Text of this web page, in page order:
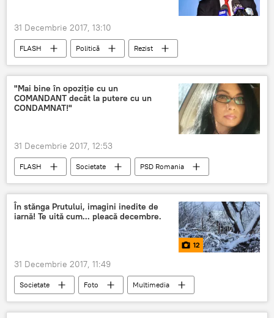
31 Decembrie 2017, 13:10
FLASH Politică
Rezist
SONDAJ
PSD Romania
Calin Popescu Tăriceanu
omul politic
România
"Mai bine în opoziţie cu un
COMANDANT decât la putere cu un
CONDAMNAT!"
31 Decembrie 2017, 12:53
FLASH Societate
PSD Romania
Politică
2017
bilanț
România
Klaus Iohannis
În stănga Prutului, imagini inedite de
iarnă! Te uită cum... pleacă decembre.
12
31 Decembrie 2017, 11:49
Societate Foto
Multimedia
Moldova
grupaj Decembrie